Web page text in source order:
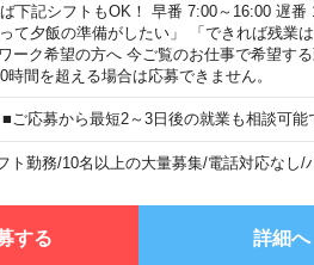
下記シフトもOK！ 早番 7:00～16:00 遅番
て夕飯の準備がしたい」 「できれば残業は
ク希望の方へ 今ご覧のお仕事で希望する
間を超える場合は応募できません。
応募から最短2～3日後の就業も相談可能
ト勤務/10名以上の大量募集/電話対応なし/
する 詳細へ